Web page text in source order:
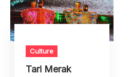
Culture
Tari Merak